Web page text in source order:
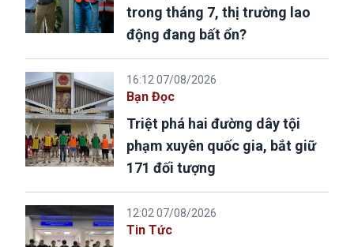
trong tháng 7, thị trường lao
động đang bất ổn?
16:12 07/08/2026
Bạn Đọc
Triệt phá hai đường dây tội
phạm xuyên quốc gia, bắt giữ
171 đối tượng
12:02 07/08/2026
Tin Tức